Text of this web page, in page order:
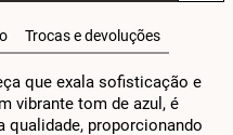
Trocas e devoluções
que exala sofisticação e
vibrante tom de azul, é
proporcionando